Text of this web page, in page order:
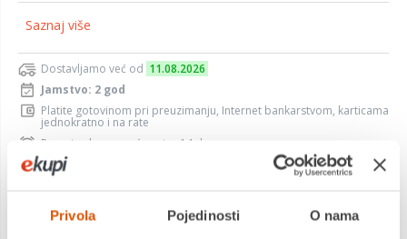
Privola Pojedinosti O nama
Saznaj više
Dostavljamo već od 11.08.2026
Jamstvo: 2 god
Platite gotovinom pri preuzimanju, Internet bankarstvom, karticama
jednokratno i na rate
Povrat robe moguć unutar 14 dana